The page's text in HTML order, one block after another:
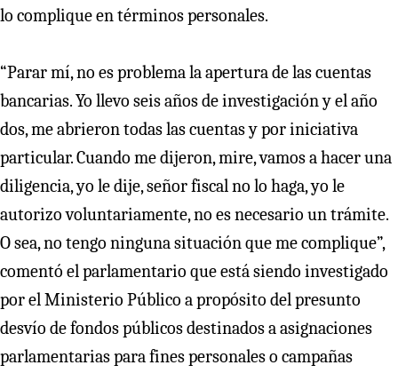
lo complique en términos personales.
“Parar mí, no es problema la apertura de las cuentas
bancarias. Yo llevo seis años de investigación y el año
dos, me abrieron todas las cuentas y por iniciativa
particular. Cuando me dijeron, mire, vamos a hacer una
diligencia, yo le dije, señor fiscal no lo haga, yo le
autorizo voluntariamente, no es necesario un trámite.
O sea, no tengo ninguna situación que me complique”,
comentó el parlamentario que está siendo investigado
por el Ministerio Público a propósito del presunto
desvío de fondos públicos destinados a asignaciones
parlamentarias para fines personales o campañas